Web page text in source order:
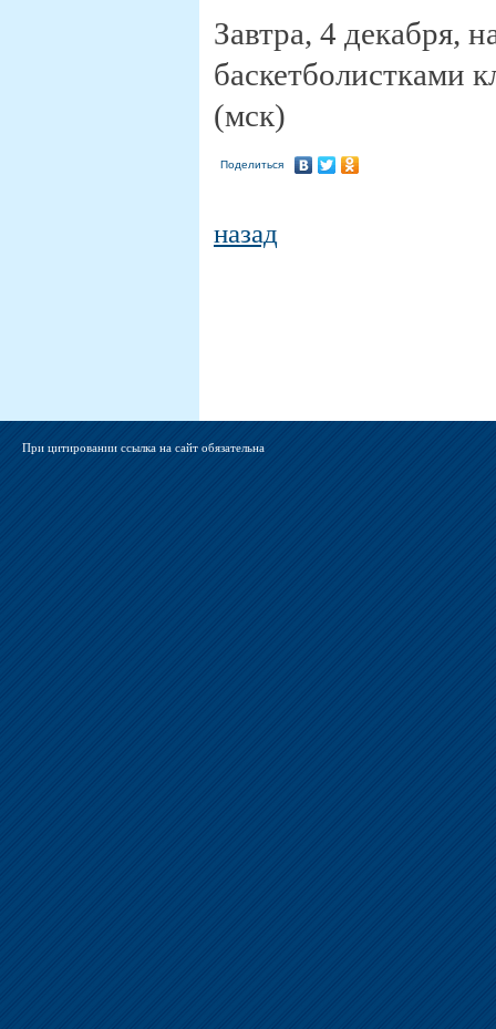
Завтра, 4 декабря,
баскетболистками
(мск)
Поделиться
назад
При цитировании ссылка на сайт обязательна